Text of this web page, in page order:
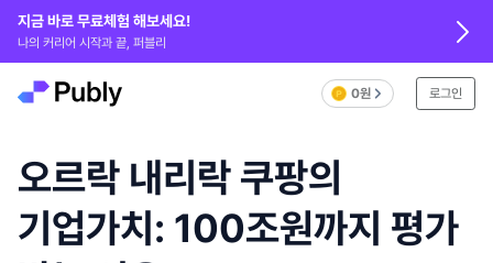
지금 바로 무료체험 해보세요!
나의 커리어 시작과 끝, 퍼블리
0원 로그인
오르락 내리락 쿠팡의
기업가치: 100조원까지 평가